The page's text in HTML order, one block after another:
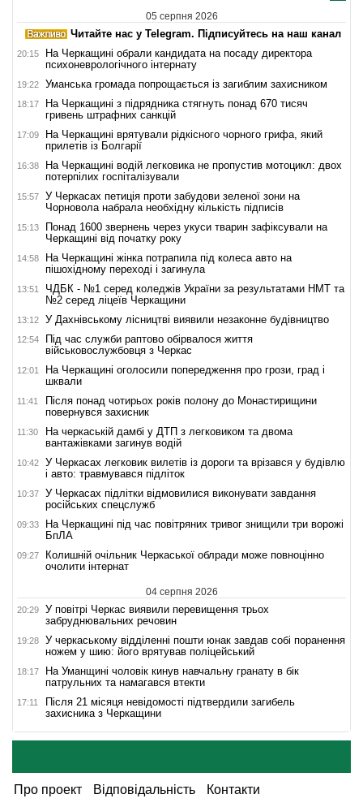
05 серпня 2026
Читайте нас у Telegram. Підписуйтесь на наш канал
20:15
На Черкащині обрали кандидата на посаду директора
психоневрологічного інтернату
19:22 Уманська громада попрощається із загиблим захисником
18:17
На Черкащині з підрядника стягнуть понад 670 тисяч
гривень штрафних санкцій
17:09
На Черкащині врятували рідкісного чорного грифа, який
прилетів із Болгарії
16:38
На Черкащині водій легковика не пропустив мотоцикл: двох
потерпілих госпіталізували
15:57
У Черкасах петиція проти забудови зеленої зони на
Чорновола набрала необхідну кількість підписів
15:13
Понад 1600 звернень через укуси тварин зафіксували на
Черкащині від початку року
14:58
На Черкащині жінка потрапила під колеса авто на
пішохідному переході і загинула
13:51
ЧДБК - №1 серед коледжів України за результатами НМТ та
№2 серед ліцеїв Черкащини
13:12 У Дахнівському лісництві виявили незаконне будівництво
12:54
Під час служби раптово обірвалося життя
військовослужбовця з Черкас
12:01
На Черкащині оголосили попередження про грози, град і
шквали
11:41
Після понад чотирьох років полону до Монастирищини
повернувся захисник
11:30
На черкаській дамбі у ДТП з легковиком та двома
вантажівками загинув водій
10:42
У Черкасах легковик вилетів із дороги та врізався у будівлю
і авто: травмувався підліток
10:37
У Черкасах підлітки відмовилися виконувати завдання
російських спецслужб
09:33
На Черкащині під час повітряних тривог знищили три ворожі
БпЛА
09:27
Колишній очільник Черкаської облради може повноцінно
очолити інтернат
04 серпня 2026
20:29
У повітрі Черкас виявили перевищення трьох
забруднювальних речовин
19:28
У черкаському відділенні пошти юнак завдав собі поранення
ножем у шию: його врятував поліцейський
18:17
На Уманщині чоловік кинув навчальну гранату в бік
патрульних та намагався втекти
17:11
Після 21 місяця невідомості підтвердили загибель
захисника з Черкащини
Про проект Відповідальність Контакти